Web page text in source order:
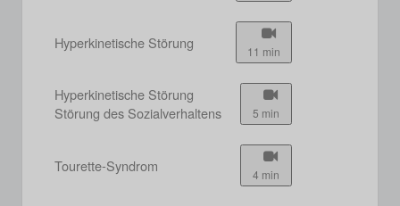
Hyperkinetische Störung 11 min
Hyperkinetische Störung
Störung des Sozialverhaltens
5 min
Tourette-Syndrom 4 min